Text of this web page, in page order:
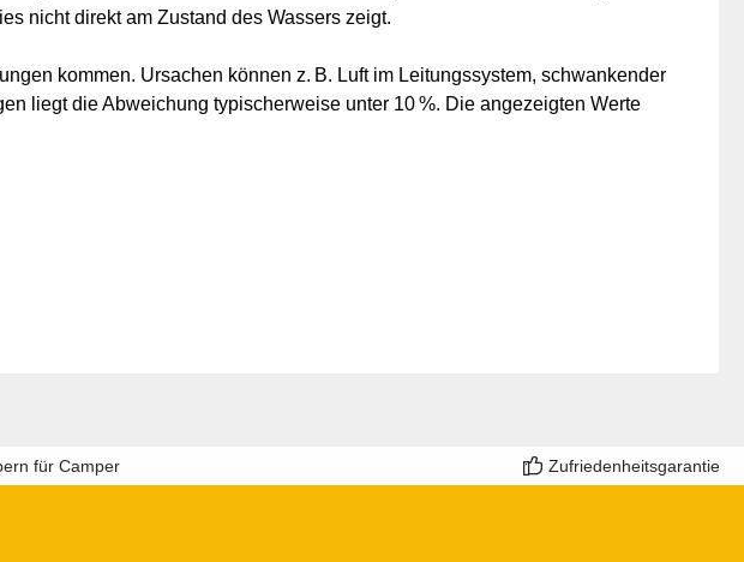
nicht direkt am Zustand des Wassers zeigt.
kommen. Ursachen können z. B. Luft im Leitungssystem, schwankender
liegt die Abweichung typischerweise unter 10 %. Die angezeigten Werte
für Camper Zufriedenheitsgarantie